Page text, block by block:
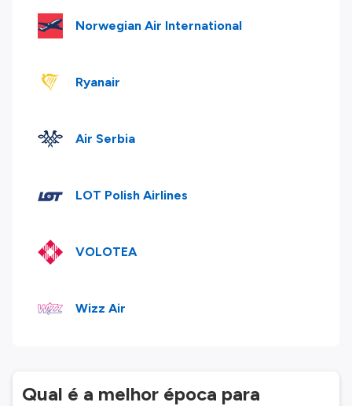
Norwegian Air International
Ryanair
Air Serbia
LOT Polish Airlines
VOLOTEA
Wizz Air
Qual é a melhor época para